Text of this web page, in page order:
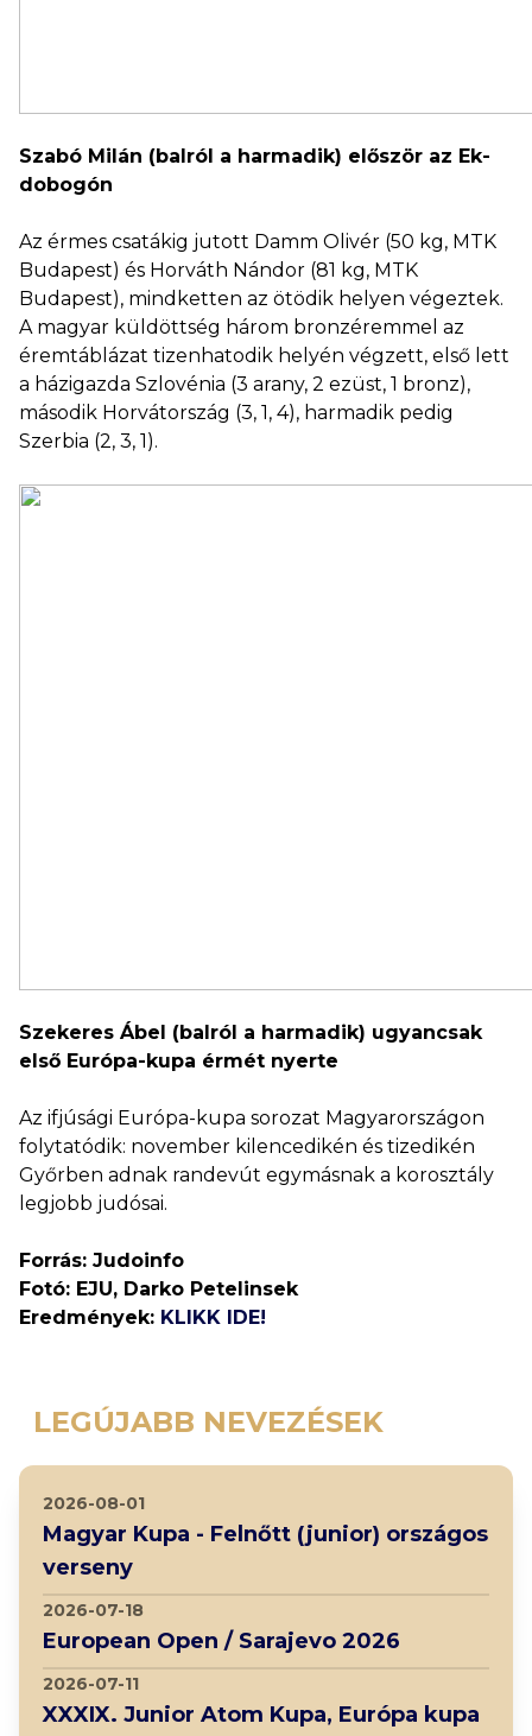
Szabó Milán (balról a harmadik) először az Ek-
dobogón
Az érmes csatákig jutott Damm Olivér (50 kg, MTK
Budapest) és Horváth Nándor (81 kg, MTK
Budapest), mindketten az ötödik helyen végeztek.
A magyar küldöttség három bronzéremmel az
éremtáblázat tizenhatodik helyén végzett, első lett
a házigazda Szlovénia (3 arany, 2 ezüst, 1 bronz),
második Horvátország (3, 1, 4), harmadik pedig
Szerbia (2, 3, 1).
Szekeres Ábel (balról a harmadik) ugyancsak
első Európa-kupa érmét nyerte
Az ifjúsági Európa-kupa sorozat Magyarországon
folytatódik: november kilencedikén és tizedikén
Győrben adnak randevút egymásnak a korosztály
legjobb judósai.
Forrás: Judoinfo
Fotó: EJU, Darko Petelinsek
Eredmények: KLIKK IDE!
LEGÚJABB NEVEZÉSEK
2026-08-01
Magyar Kupa - Felnőtt (junior) országos
verseny
2026-07-18
European Open / Sarajevo 2026
2026-07-11
XXXIX. Junior Atom Kupa, Európa kupa